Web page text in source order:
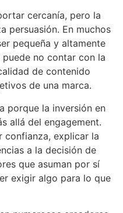
cercanía, pero la
persuasión. En muchos
pequeña y altamente
no contar con la
de contenido
de una marca.
porque la inversión en
allá del engagement.
confianza, explicar la
a la decisión de
que asuman por sí
exigir algo para lo que